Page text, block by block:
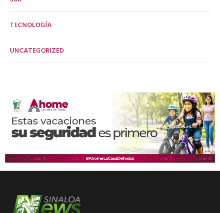
TECNOLOGÍA
UNCATEGORIZED